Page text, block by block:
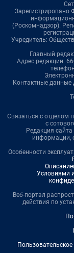
Зарегистрировано
(Роскомнадзор).
Учредитель:
Главный
Адрес редакции:
Контактные данные
Связаться с отделом
с
Редакция сайта
информации,
Особенности
Условиями
Веб-портал
действия по